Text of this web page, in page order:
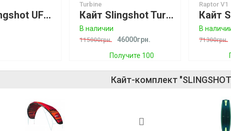
Кайт Slingshot UFO V2 Green Акция -25%
Turbine
Кайт Slingshot Turbine Light Wind
В наличии
115000грн. 46000грн.
Получите 100
Raptor V1
В
71300грн.
Кайт-комплект